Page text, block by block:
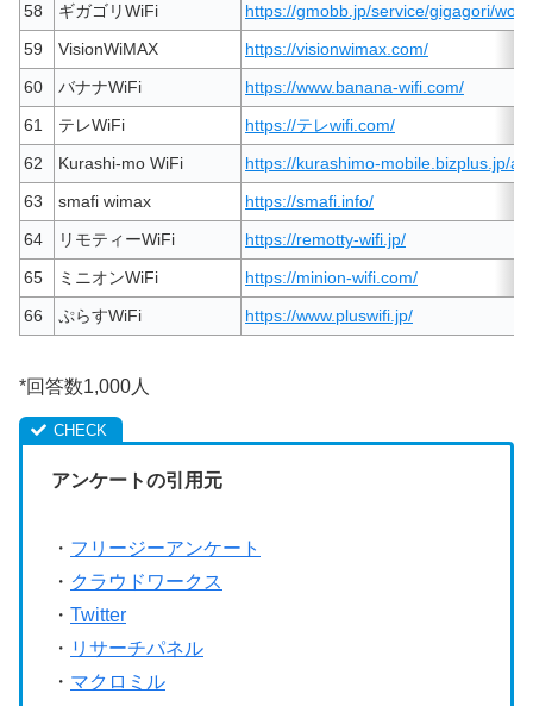
58
ギガゴリWiFi
https://gmobb.jp/service/gigagori/
59
VisionWiMAX
https://visionwimax.com/
60
バナナWiFi
https://www.banana-wifi.com/
61
テレWiFi
https://テレwifi.com/
62
Kurashi-mo WiFi
https://kurashimo-mobile.bizplus.jp/
63
smafi wimax
https://smafi.info/
64
リモティーWiFi
https://remotty-wifi.jp/
65
ミニオンWiFi
https://minion-wifi.com/
66
ぷらすWiFi https://www.pluswifi.jp/
*回答数1,000人
アンケートの引用元
・ フリージーアンケート
・ クラウドワークス
・ Twitter
・ リサーチパネル
・ マクロミル